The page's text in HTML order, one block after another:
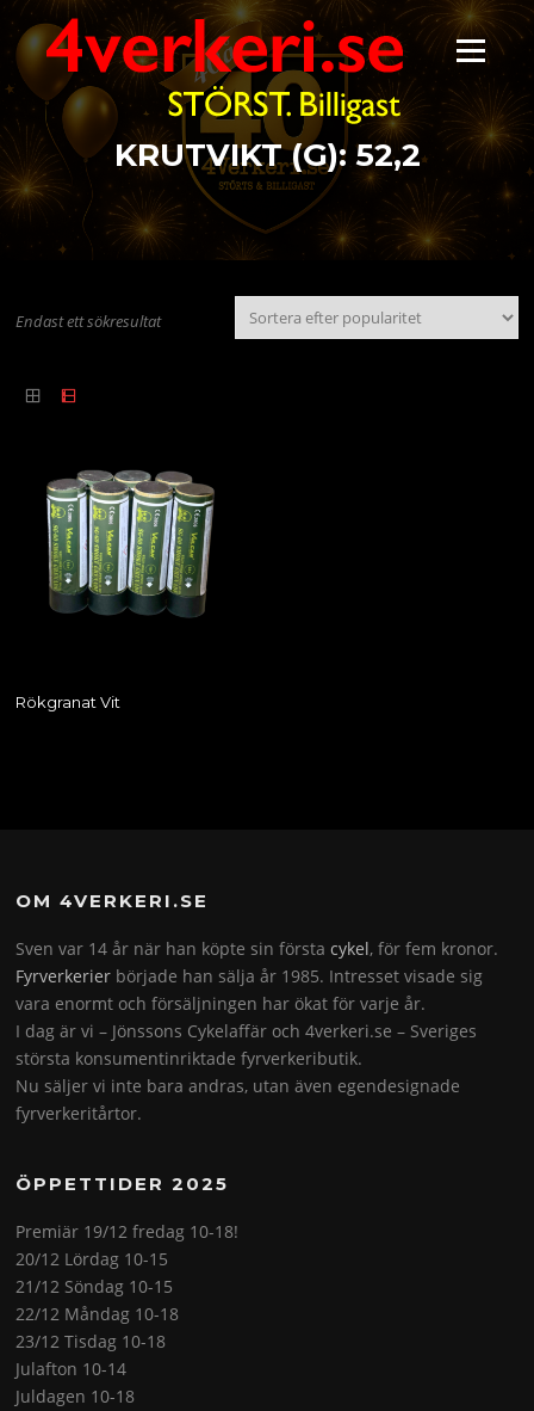
Hoppa
innehåll
Meny
KRUTVIKT (G): 52,2
Endast ett sökresultat
Rökgranat Vit
OM 4VERKERI.SE
Sven var 14 år när han köpte sin förstacykel, för fem kronor.
Fyrverkerier började han sälja år 1985. Intresset visade sig
vara enormt och försäljningen har ökat för varje år.
I dag är vi – Jönssons Cykelaffär och 4verkeri.se – Sveriges
största konsumentinriktade fyrverkeributik.
Nu säljer vi inte bara andras, utan även egendesignade
fyrverkeritårtor.
ÖPPETTIDER 2025
Premiär 19/12 fredag 10-18!
20/12 Lördag 10-15
21/12 Söndag 10-15
22/12 Måndag 10-18
23/12 Tisdag 10-18
Julafton 10-14
Juldagen 10-18